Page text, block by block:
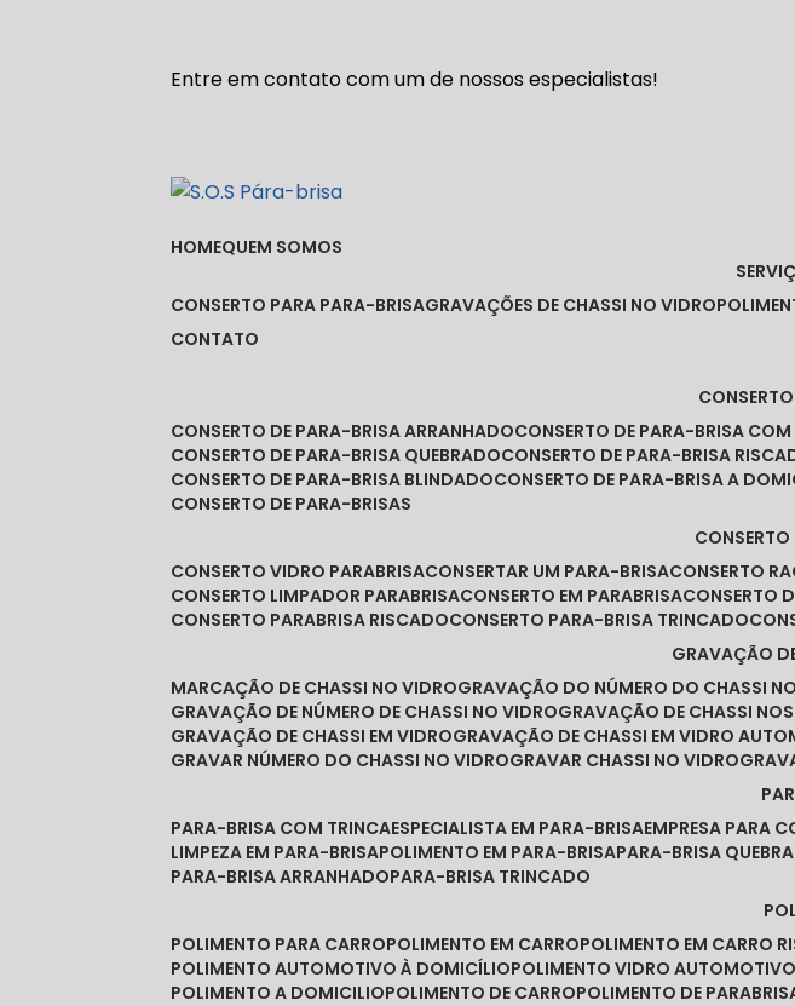
Entre em contato com um de nossos especialistas!
HOME
QUEM SOMOS
CONSERTO PARA PARA-BRISA
GRAVAÇÕES DE CHASSI NO VIDRO
CONTATO
CONSERTO DE PARA-BRISA ARRANHADO
CONSERTO DE PARA-BRISA
CONSERTO DE PARA-BRISA QUEBRADO
CONSERTO DE PARA-BRISA
CONSERTO DE PARA-BRISA BLINDADO
CONSERTO DE PARA-BRISA A
CONSERTO DE PARA-BRISAS
CONSERTO VIDRO PARABRISA CONSERTAR UM PARA-BRISA CONSERTO
CONSERTO LIMPADOR PARABRISA CONSERTO EM PARABRISA CONSERTO
CONSERTO PARABRISA RISCADO
CONSERTO PARA-BRISA TRINCADO
GRAVAÇÃO
MARCAÇÃO DE CHASSI NO VIDRO
GRAVAÇÃO DO NÚMERO DO CHASSI
GRAVAÇÃO DE NÚMERO DE CHASSI NO VIDRO
GRAVAÇÃO DE CHASSI
GRAVAÇÃO DE CHASSI EM VIDRO
GRAVAÇÃO DE CHASSI EM VIDRO
GRAVAR NÚMERO DO CHASSI NO VIDRO
GRAVAR CHASSI NO VIDRO
PARA-BRISA COM TRINCA ESPECIALISTA EM PARA-BRISA EMPRESA PARA
LIMPEZA EM PARA-BRISA POLIMENTO EM PARA-BRISA PARA-BRISA
PARA-BRISA ARRANHADO PARA-BRISA TRINCADO
POLIMENTO PARA CARRO POLIMENTO EM CARRO POLIMENTO EM CARRO
POLIMENTO AUTOMOTIVO À DOMICÍLIO POLIMENTO VIDRO AUTOMOTIVO
POLIMENTO A DOMICILIO POLIMENTO DE CARRO POLIMENTO DE